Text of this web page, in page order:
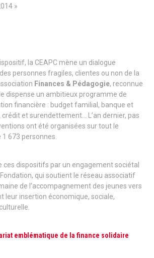
»
la CEAPC mène un dialogue
personnes fragiles, clientes ou non de la
Finances & Pédagogie, reconnue
dispense un ambitieux programme de
financière : budget familial, banque et
et surendettement… L’an dernier, pas
ont été organisées sur tout le
673 personnes.
ces dispositifs par un engagement sociétal
qui soutient le réseau associatif
de l’accompagnement des jeunes vers
leur insertion économique, sociale,
emblématique de la finance solidaire